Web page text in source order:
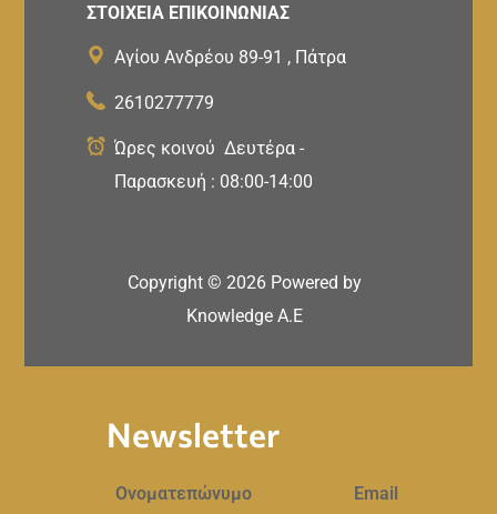
ΣΤΟΙΧΕΙΑ ΕΠΙΚΟΙΝΩΝΙΑΣ
Αγίου Ανδρέου 89-91 , Πάτρα
2610277779
Ώρες κοινού Δευτέρα -
Παρασκευή : 08:00-14:00
Copyright © 2026 Powered by
Knowledge A.E
Newsletter